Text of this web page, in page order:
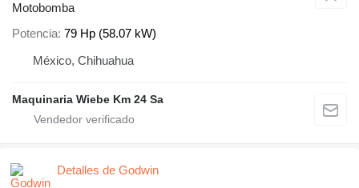
Motobomba
Potencia 79 Hp (58.07 kW)
México, Chihuahua
Maquinaria Wiebe Km 24 Sa
Detalles de Godwin